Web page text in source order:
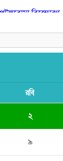
বিস্ফোরণ
কোনো
রবি
২
৯